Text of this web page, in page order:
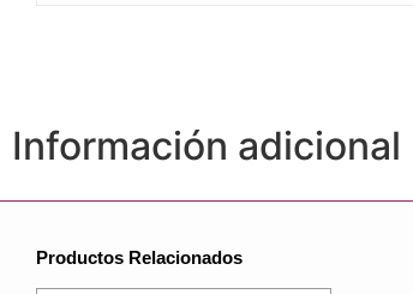
Información adicional
Productos Relacionados